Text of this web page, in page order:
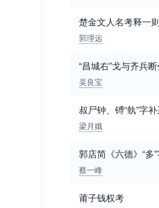
楚金文人名考释一
郭理远
“昌城右”戈与齐兵
吴良宝
叔尸钟、镈“埶”字
梁月娥
郭店简《六德》“多
蔡一峰
莆子钱权考